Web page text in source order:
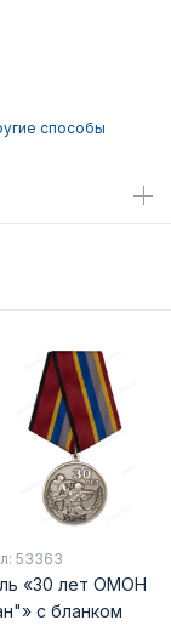
способы
53363
«30 лет ОМОН
с бланком